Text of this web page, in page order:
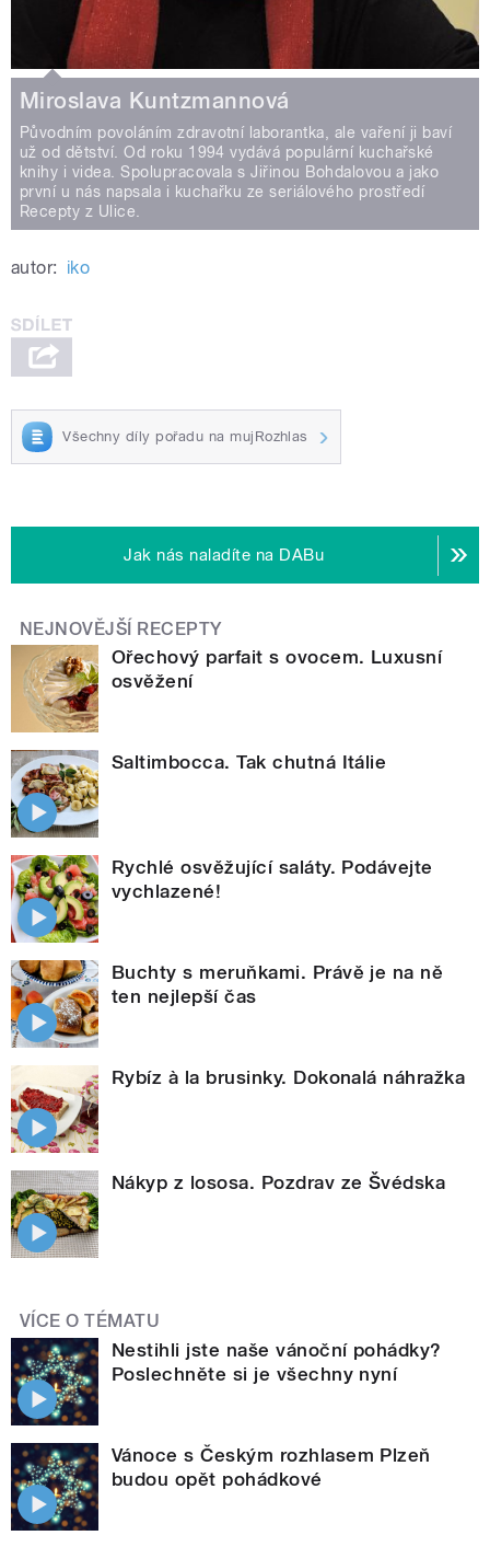
Miroslava Kuntzmannová
Původním povoláním zdravotní laborantka, ale vaření ji baví
už od dětství. Od roku 1994 vydává populární kuchařské
knihy i videa. Spolupracovala s Jiřinou Bohdalovou a jako
první u nás napsala i kuchařku ze seriálového prostředí
Recepty z Ulice.
autor: iko
Všechny díly pořadu na mujRozhlas
Jak nás naladíte na DABu
NEJNOVĚJŠÍ RECEPTY
Ořechový parfait s ovocem. Luxusní
osvěžení
Saltimbocca. Tak chutná Itálie
Rychlé osvěžující saláty. Podávejte
vychlazené!
Buchty s meruňkami. Právě je na ně
ten nejlepší čas
Rybíz à la brusinky. Dokonalá náhražka
Nákyp z lososa. Pozdrav ze Švédska
VÍCE O TÉMATU
Nestihli jste naše vánoční pohádky?
Poslechněte si je všechny nyní
Vánoce s Českým rozhlasem Plzeň
budou opět pohádkové